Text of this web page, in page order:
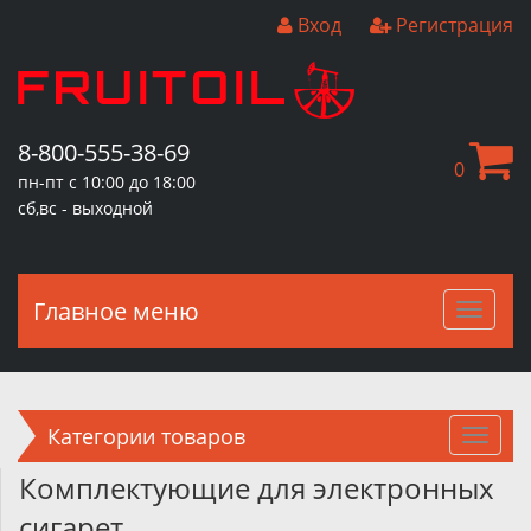
Вход Регистрация
8-800-555-38-69
пн-пт с 10:00 до 18:00
сб,вс - выходной
0
Главное меню
Категории товаров
Комплектующие для электронных